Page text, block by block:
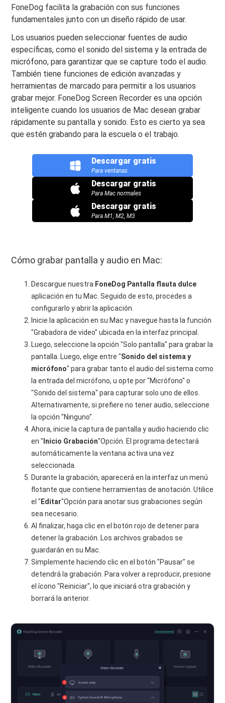
FoneDog facilita la grabación con sus funciones
fundamentales junto con un diseño rápido de usar.
Los usuarios pueden seleccionar fuentes de audio
específicas, como el sonido del sistema y la entrada de
micrófono, para garantizar que se capture todo el audio.
También tiene funciones de edición avanzadas y
herramientas de marcado para permitir a los usuarios
grabar mejor. FoneDog Screen Recorder es una opción
inteligente cuando los usuarios de Mac desean grabar
rápidamente su pantalla y sonido. Esto es cierto ya sea
que estén grabando para la escuela o el trabajo.
Descargar gratis
Para ventanas
Descargar gratis
Para Mac normales
Descargar gratis
Para M1, M2, M3
Cómo grabar pantalla y audio en Mac:
Descargue nuestra FoneDog Pantalla flauta dulce
aplicación en tu Mac. Seguido de esto, procedes a
configurarlo y abrir la aplicación.
Inicie la aplicación en su Mac y navegue hasta la función
"Grabadora de video" ubicada en la interfaz principal.
Luego, seleccione la opción "Solo pantalla" para grabar la
pantalla. Luego, elige entre "Sonido del sistema y
micrófono" para grabar tanto el audio del sistema como
la entrada del micrófono, u opte por "Micrófono" o
"Sonido del sistema" para capturar solo uno de ellos.
Alternativamente, si prefiere no tener audio, seleccione
la opción "Ninguno".
Ahora, inicie la captura de pantalla y audio haciendo clic
en " Inicio Grabación"Opción. El programa detectará
automáticamente la ventana activa una vez
seleccionada.
Durante la grabación, aparecerá en la interfaz un menú
flotante que contiene herramientas de anotación. Utilice
el " Editar"Opción para anotar sus grabaciones según
sea necesario.
Al finalizar, haga clic en el botón rojo de detener para
detener la grabación. Los archivos grabados se
guardarán en su Mac.
Simplemente haciendo clic en el botón "Pausar" se
detendrá la grabación. Para volver a reproducir, presione
el ícono "Reiniciar", lo que iniciará otra grabación y
borrará la anterior.